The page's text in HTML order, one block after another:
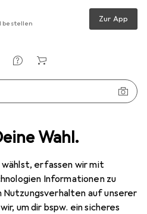
Wahl.
erfassen wir mit
Informationen zu
auf unserer
um dir bspw. ein sicheres
bestellen Zur App
Dipos Displayschutzfolie Antireflex
Bilder